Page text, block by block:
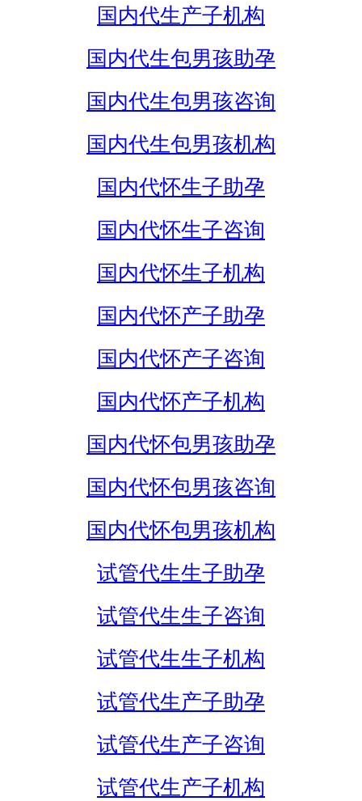
国内代生产子机构
国内代生包男孩助孕
国内代生包男孩咨询
国内代生包男孩机构
国内代怀生子助孕
国内代怀生子咨询
国内代怀生子机构
国内代怀产子助孕
国内代怀产子咨询
国内代怀产子机构
国内代怀包男孩助孕
国内代怀包男孩咨询
国内代怀包男孩机构
试管代生生子助孕
试管代生生子咨询
试管代生生子机构
试管代生产子助孕
试管代生产子咨询
试管代生产子机构